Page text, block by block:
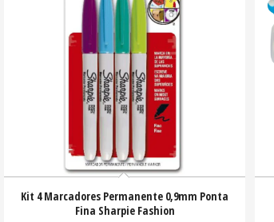
Kit 4 Marcadores Permanente 0,9mm Ponta
Fina Sharpie Fashion